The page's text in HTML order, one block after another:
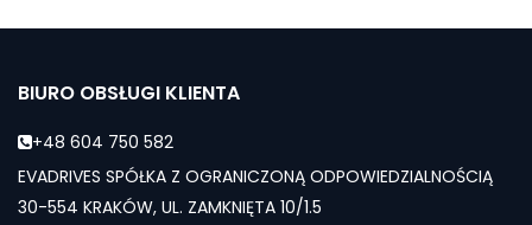
BIURO OBSŁUGI KLIENTA
+48 604 750 582
EVADRIVES SPÓŁKA Z OGRANICZONĄ ODPOWIEDZIALNOŚCIĄ
30-554 KRAKÓW, UL. ZAMKNIĘTA 10/1.5